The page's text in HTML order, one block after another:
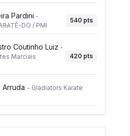
Pardini -
DO / PMI
540 pts
Coutinho Luiz -
Marciais
420 pts
Arruda - Gladiators Karate